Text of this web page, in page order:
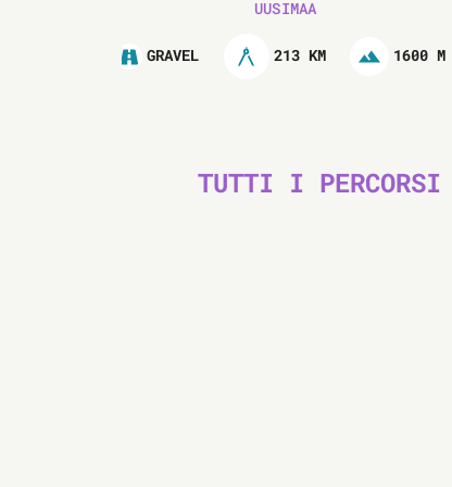
UUSIMAA
GRAVEL 213 KM 1600 M
TUTTI I PERCORSI